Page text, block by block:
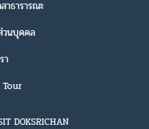
าธารารณะ
วนบุคคล
า
Tour
DOKSRICHAN